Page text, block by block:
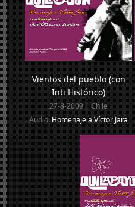
Vientos del pueblo (con
Inti Histórico)
27-8-2009 | Chile
Audio:Homenaje a Víctor Jara